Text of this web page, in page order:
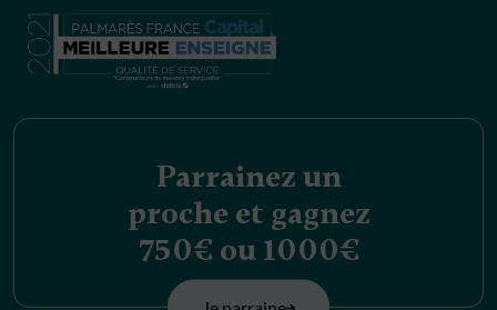
Parrainez un
proche et gagnez
750€ ou 1000€